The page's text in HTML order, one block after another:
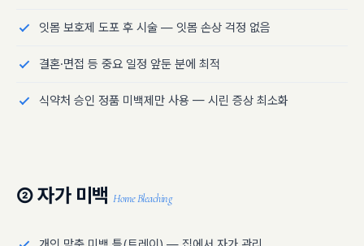
잇몸 보호제 도포 후 시술 — 잇몸 손상 걱정 없음
결혼·면접 등 중요 일정 앞둔 분에 최적
식약처 승인 정품 미백제만 사용 — 시린 증상 최소화
② 자가 미백Home Bleaching